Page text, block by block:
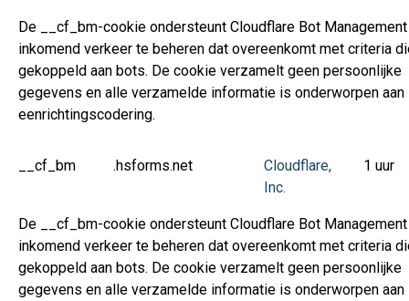
De __cf_bm-cookie ondersteunt Cloudflare Bot
inkomend verkeer te beheren dat overeenkomt met criteria
gekoppeld aan bots. De cookie verzamelt geen persoonlijke
gegevens en alle verzamelde informatie is onderworpen aan
eenrichtingscodering.
__cf_bm .hsforms.net
Cloudflare,
Inc.
1 uur
De __cf_bm-cookie ondersteunt Cloudflare Bot
inkomend verkeer te beheren dat overeenkomt met criteria
gekoppeld aan bots. De cookie verzamelt geen persoonlijke
gegevens en alle verzamelde informatie is onderworpen aan